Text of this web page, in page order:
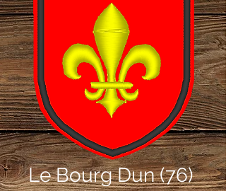
Le Bourg Dun (76)